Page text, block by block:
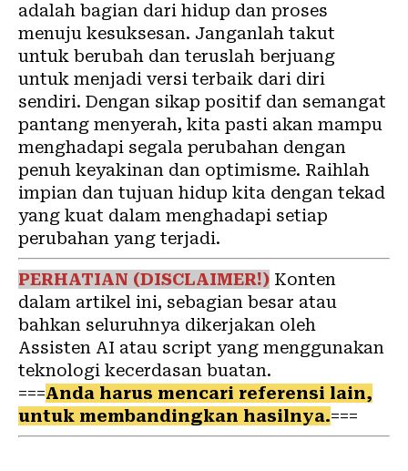
adalah bagian dari hidup dan proses
menuju kesuksesan. Janganlah takut
untuk berubah dan teruslah berjuang
untuk menjadi versi terbaik dari diri
sendiri. Dengan sikap positif dan semangat
pantang menyerah, kita pasti akan mampu
menghadapi segala perubahan dengan
penuh keyakinan dan optimisme. Raihlah
impian dan tujuan hidup kita dengan tekad
yang kuat dalam menghadapi setiap
perubahan yang terjadi.
PERHATIAN (DISCLAIMER!) Konten
dalam artikel ini, sebagian besar atau
bahkan seluruhnya dikerjakan oleh
Assisten AI atau script yang menggunakan
teknologi kecerdasan buatan.
===Anda harus mencari referensi lain,
untuk membandingkan hasilnya.===